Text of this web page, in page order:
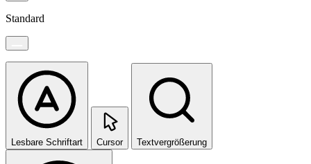
Standard
Lesbare Schriftart Cursor Textvergrößerung